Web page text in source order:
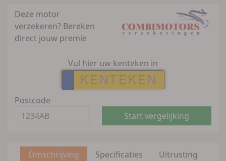
Deze motor
verzekeren? Bereken
direct jouw premie
Vul hier uw kenteken in
Postcode
Start vergelijking
Omschrijving Specificaties
Uitrusting